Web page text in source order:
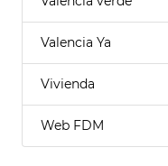
Valencia Ya
Vivienda
Web FDM